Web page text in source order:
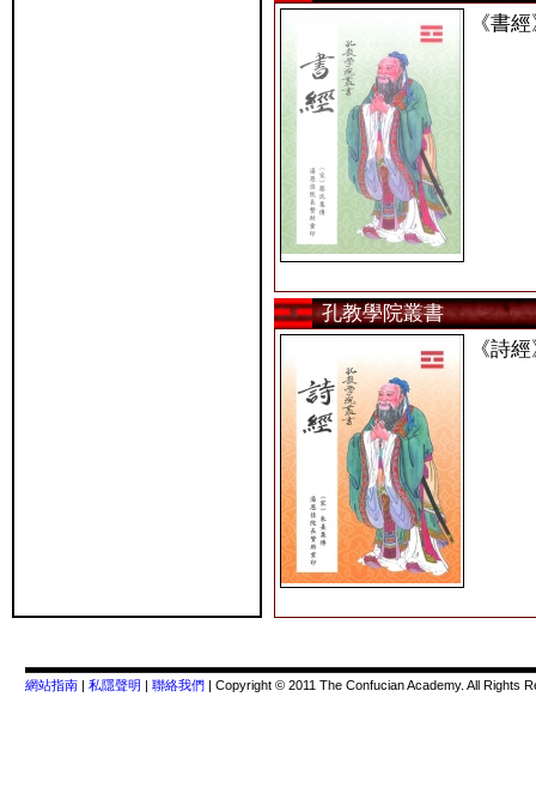
《書
孔教學院叢書
《詩
網站指南 | 私隱聲明 | 聯絡我們 | Copyright © 2011 The Confucian Academy. All Rights